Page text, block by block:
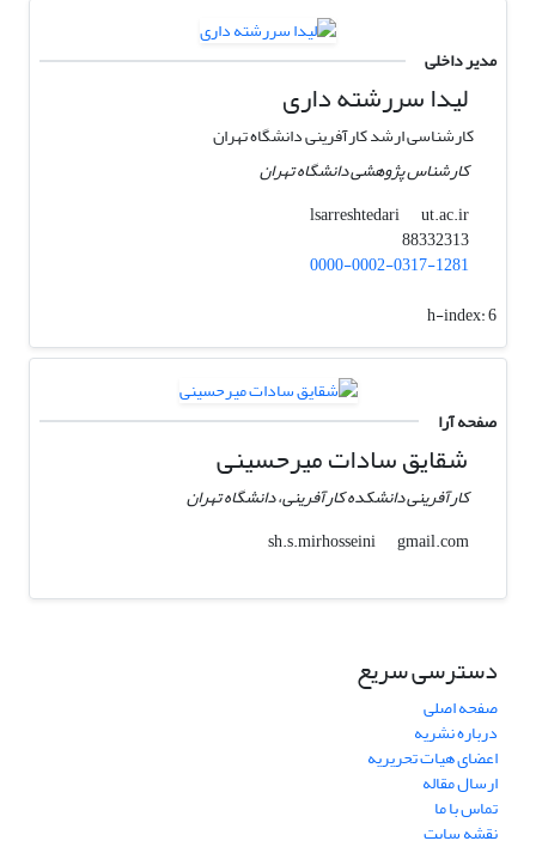
مدیر داخلی
لیدا سررشته داری
کارشناسی ارشد کارآفرینی دانشگاه تهران
کارشناس پژوهشی دانشگاه تهران
lsarreshtedari
ut.ac.ir
88332313
0000-0002-0317-1281
h-index:6
صفحه آرا
شقایق سادات میرحسینی
کارآفرینی دانشکده کارآفرینی، دانشگاه تهران
sh.s.mirhosseini
gmail.com
دسترسی سریع
صفحه اصلی
درباره نشریه
اعضای هیات تحریریه
ارسال مقاله
تماس با ما
نقشه سایت